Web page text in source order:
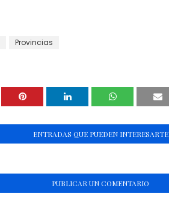
Provincias
ENTRADAS QUE PUEDEN INTERESARTE
PUBLICAR UN COMENTARIO